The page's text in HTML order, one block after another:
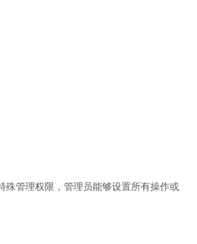
殊管理权限，管理员能够设置所有操作或